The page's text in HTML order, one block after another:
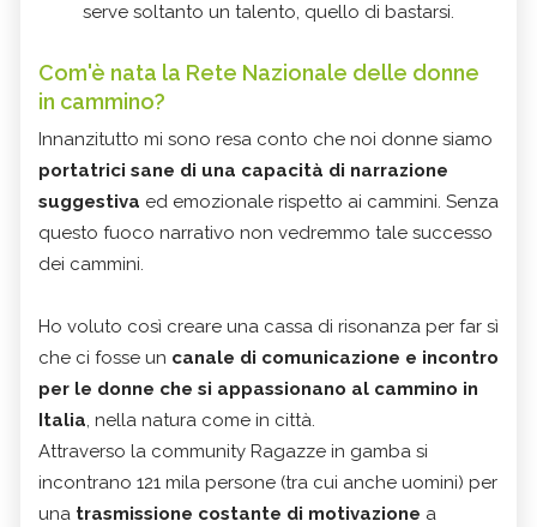
serve soltanto un talento, quello di bastarsi.
Com'è nata la Rete Nazionale delle donne
in cammino?
Innanzitutto mi sono resa conto che noi donne siamo
portatrici sane di una capacità di narrazione
suggestiva ed emozionale rispetto ai cammini. Senza
questo fuoco narrativo non vedremmo tale successo
dei cammini.
Ho voluto così creare una cassa di risonanza per far sì
che ci fosse un canale di comunicazione e incontro
per le donne che si appassionano al cammino in
Italia, nella natura come in città.
Attraverso la community Ragazze in gamba si
incontrano 121 mila persone (tra cui anche uomini) per
una trasmissione costante di motivazione a